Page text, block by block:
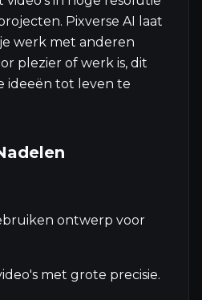
Pixverse AI laat
werk met anderen
plezier of werk is, dit
ideeën tot leven te
ontwerp voor
met grote precisie.